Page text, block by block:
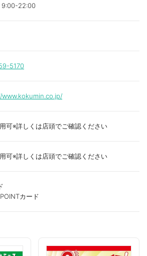
9:00-22:00
5170
可※詳しくは店頭でご確認ください
可※詳しくは店頭でご確認ください
カード